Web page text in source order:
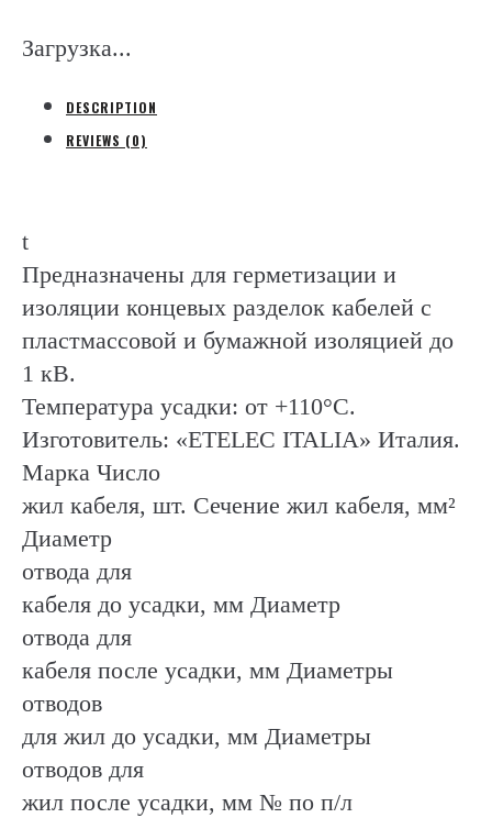
Загрузка...
DESCRIPTION
REVIEWS (0)
t
Предназначены для герметизации и
изоляции концевых разделок кабелей с
пластмассовой и бумажной изоляцией до
1 кВ.
Температура усадки: от +110°C.
Изготовитель: «ETELEC ITALIA» Италия.
Марка Число
жил кабеля, шт. Сечение жил кабеля, мм²
Диаметр
отвода для
кабеля до усадки, мм Диаметр
отвода для
кабеля после усадки, мм Диаметры
отводов
для жил до усадки, мм Диаметры
отводов для
жил после усадки, мм № по п/л